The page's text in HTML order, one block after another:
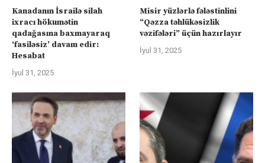
Kanadanın İsrailə silah
ixracı hökumətin
qadağasına baxmayaraq
‘fasiləsiz’ davam edir:
Hesabat
İyul 31, 2025
Misir yüzlərlə fələstinlini
“Qəzza təhlükəsizlik
vəzifələri” üçün hazırlayır
İyul 31, 2025